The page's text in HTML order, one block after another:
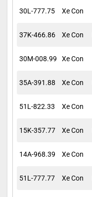
30L-777.75 Xe Con
37K-466.86 Xe Con
30M-008.99 Xe Con
35A-391.88 Xe Con
51L-822.33 Xe Con
15K-357.77 Xe Con
14A-968.39 Xe Con
51L-777.77 Xe Con